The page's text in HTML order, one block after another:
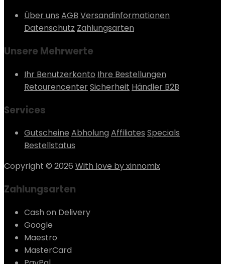
Über uns AGB Versandinformationen
Datenschutz Zahlungsarten
Unsere Mehrwerte
Ihr Benutzerkonto Ihre Bestellungen
RetourencenterSicherheit Händler B2B
Services
Gutscheine Abholung Affiliates Specials
Bestellstatus
Copyright © 2026 With love by xinnomix
Zahlungsarten
Cash on Delivery
Google
Maestro
MasterCard